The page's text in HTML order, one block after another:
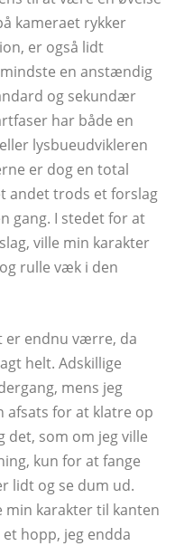
kameraet rykker
er også lidt
en anstændig
og sekundær
har både en
lysbueudvikleren
er dog en total
andet trods et forslag
gang. I stedet for at
ville min karakter
rulle væk i den
er endnu værre, da
helt. Adskillige
mens jeg
afsats for at klatre op
det, som om jeg ville
kun for at fange
lidt og se dum ud.
min karakter til kanten
hopp, jeg endda